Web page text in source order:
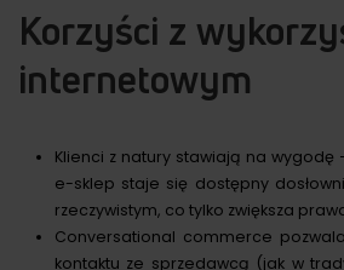
Korzyści z
internetowym
Klienci z natury stawiają na
e-sklep staje się dostępny
rzeczywistym, co tylko zwiększa
Conversational commerce
kontaktu ze sprzedawcą (jak w